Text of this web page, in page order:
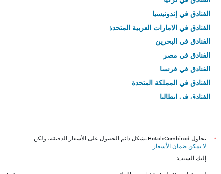
الفنادق في إندونيسيا
الفنادق في الامارات العربية المتحدة
الفنادق في البحرين
الفنادق في مصر
الفنادق في فرنسا
الفنادق في المملكة المتحدة
الفنادق في إيطاليا
*
يحاول HotelsCombined بشكل دائم الحصول على الأسعار الدقيقة، ولكن
لا يمكن ضمان الأسعار .
إليك السبب: